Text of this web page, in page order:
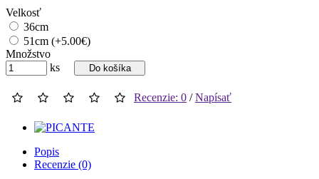
Velkosť
36cm
51cm (+5.00€)
Množstvo
ks
Do košíka
Recenzie: 0 /Napísať
Popis
Recenzie (0)